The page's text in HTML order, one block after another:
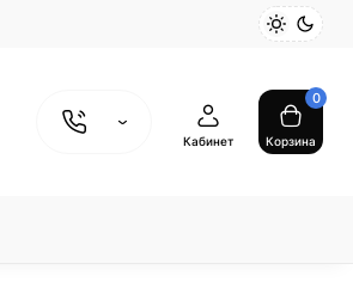
Кабинет
0
Корзина